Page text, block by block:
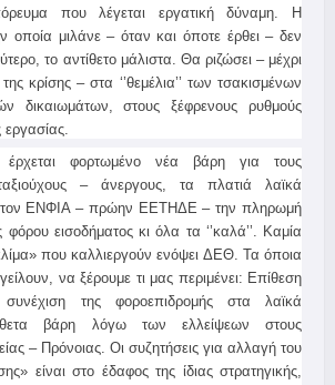
που λέγεται εργατική δύναμη. Η
οποία μιλάνε – όταν και όποτε έρθει – δεν
το αντίθετο μάλιστα. Θα ριζώσει – μέχρι
κρίσης – στα ‘’θεμέλια’’ των τσακισμένων
δικαιωμάτων, στους ξέφρενους ρυθμούς
εργασίας.
φορτωμένο νέα βάρη για τους
– άνεργους, τα πλατιά λαϊκά
ΕΝΦΙΑ – πρώην ΕΕΤΗΔΕ – την πληρωμή
εισοδήματος κι όλα τα ‘’καλά’’. Καμία
που καλλιεργούν ενόψει ΔΕΘ. Τα όποια
να ξέρουμε τι μας περιμένει: Επίθεση
συνέχιση της φοροεπιδρομής στα λαϊκά
βάρη λόγω των ελλείψεων στους
– Πρόνοιας. Οι συζητήσεις για αλλαγή του
είναι στο έδαφος της ίδιας στρατηγικής,